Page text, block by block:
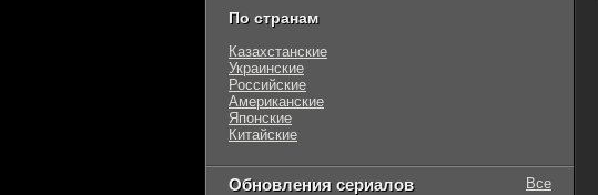
По странам
Казахстанские
Украинские
Российские
Американские
Японские
Китайские
Обновления сериалов Все